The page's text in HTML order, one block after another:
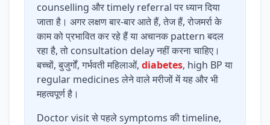
counselling और timely referral पर ध्यान दिया
जाता है। अगर लक्षण बार-बार आते हैं, तेज हैं, रोजमर्रा के
काम को प्रभावित कर रहे हैं या अचानक pattern बदल
रहा है, तो consultation delay नहीं करना चाहिए।
बच्चों, बुजुर्गों, गर्भवती महिलाओं, diabetes, high BP या
regular medicines लेने वाले मरीजों में यह और भी
महत्वपूर्ण है।
Doctor visit से पहले symptoms की timeline,